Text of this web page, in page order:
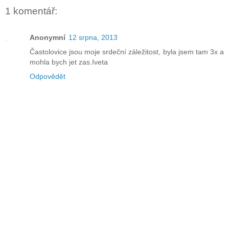
1 komentář:
Anonymní 12 srpna, 2013
Častolovice jsou moje srdeční záležitost, byla jsem tam 3x a
mohla bych jet zas.Iveta
Odpovědět